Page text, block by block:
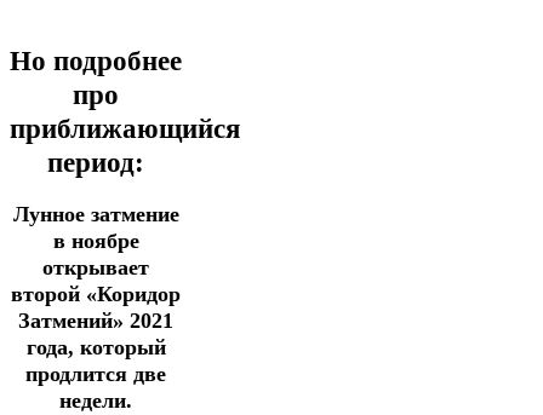
Но подробнее
про
приближающийся
период:
Лунное затмение
в ноябре
открывает
второй «Коридор
Затмений» 2021
года, который
продлится две
недели.